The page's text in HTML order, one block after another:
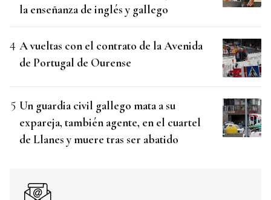
la enseñanza de inglés y gallego
A vueltas con el contrato de la Avenida
de Portugal de Ourense
Un guardia civil gallego mata a su
expareja, también agente, en el cuartel
de Llanes y muere tras ser abatido